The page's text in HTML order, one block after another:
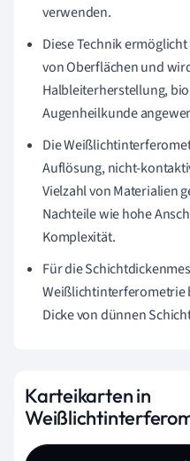
verwenden.
Diese Technik
von Oberflächen und
Halbleiterherstellung,
Augenheilkunde
Die
Auflösung, nicht-
Vielzahl von Materialien
Nachteile wie hohe
Komplexität.
Für die
Weißlichtinterferometrie
Dicke von dünnen
Karteikarten in